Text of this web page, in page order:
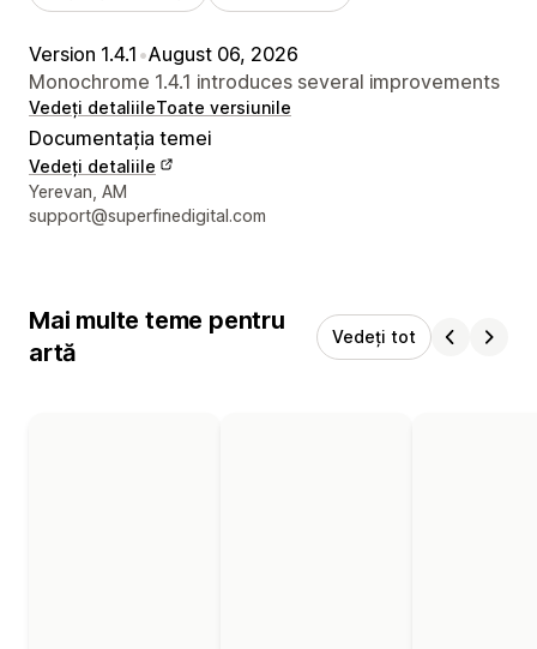
Version 1.4.1 •August 06, 2026
Monochrome 1.4.1 introduces several improvements
Vedeți detaliileToate versiunile
Documentația temei
Vedeți detaliile
Detaliile de contact ale designerului
Yerevan, AM
support@superfinedigital.com
Mai multe teme pentru
artă
Vedeți tot